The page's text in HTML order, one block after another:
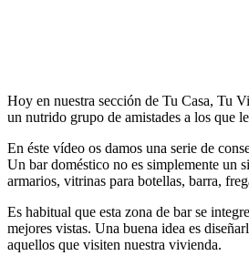
Hoy en nuestra sección de Tu Casa, Tu
un nutrido grupo de amistades a los que
En éste vídeo os damos una serie de
Un bar doméstico no es simplemente un
armarios, vitrinas para botellas, barra,
Es habitual que esta zona de bar se
mejores vistas. Una buena idea es
aquellos que visiten nuestra vivienda.